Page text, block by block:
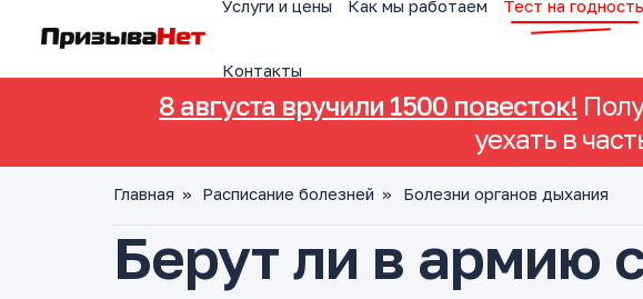
Услуги и цены Как мы работаем Тест на годность
Контакты
8 августа вручили 1500 повесток!
уехать в
Главная » Расписание болезней » Болезни органов дыхания
Берут ли в армию